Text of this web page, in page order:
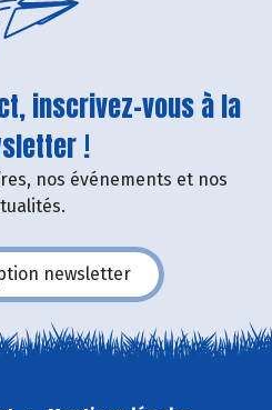
inscrivez-vous à la
!
nos événements et nos
newsletter